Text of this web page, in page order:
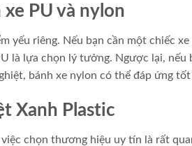
PU và nylon
yếu riêng. Nếu bạn cần một chiếc
là lựa chọn lý tưởng. Ngược lại, nếu
bánh xe nylon có thể đáp ứng
Xanh Plastic
chọn thương hiệu uy tín là rất